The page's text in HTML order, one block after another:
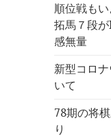
順位戦も
拓馬７段
感無量
新型コロ
いて
78期の将
り